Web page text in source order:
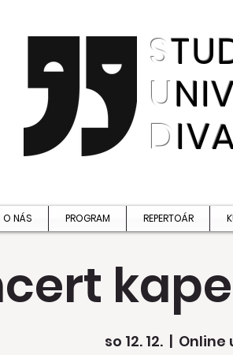
S
U
D
so 12. 12.
  |
Online
O NÁS PROGRAM REPERTOÁR